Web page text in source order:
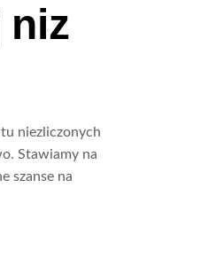
niz
niezliczonych
Stawiamy na
szanse na